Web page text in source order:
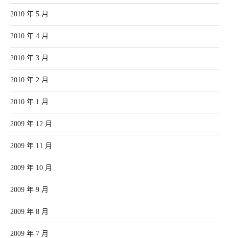
2010 年 5 月
2010 年 4 月
2010 年 3 月
2010 年 2 月
2010 年 1 月
2009 年 12 月
2009 年 11 月
2009 年 10 月
2009 年 9 月
2009 年 8 月
2009 年 7 月